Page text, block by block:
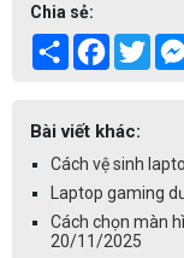
Chia sẻ:
Share Facebook
Bài viết khác:
Cách vệ sinh
Laptop gaming
Cách chọn màn
20/11/2025